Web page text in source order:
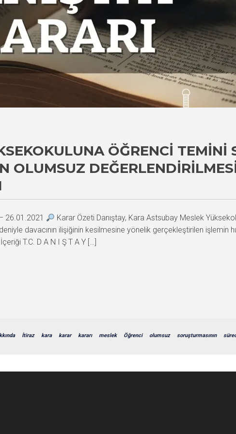
ÖĞRENCI TEMINI
OLUMSUZ
26.01.2021
Karar Özeti Danıştay, Kara Astsubay Meslek
davacının ilişiğinin kesilmesine yönelik gerçekleştirilen işlemin
T.C. D A N I Ş T A Y […]
İtiraz kara karar kararı meslek Öğrenci olumsuz soruşturmasının